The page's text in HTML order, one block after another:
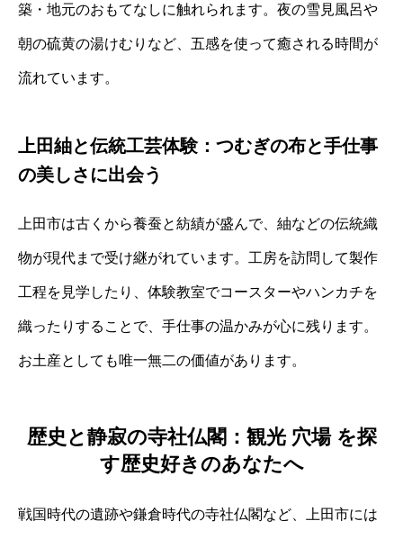
築・地元のおもてなしに触れられます。夜の雪見風呂や
朝の硫黄の湯けむりなど、五感を使って癒される時間が
流れています。
上田紬と伝統工芸体験：つむぎの布と手仕事
の美しさに出会う
上田市は古くから養蚕と紡績が盛んで、紬などの伝統織
物が現代まで受け継がれています。工房を訪問して製作
工程を見学したり、体験教室でコースターやハンカチを
織ったりすることで、手仕事の温かみが心に残ります。
お土産としても唯一無二の価値があります。
歴史と静寂の寺社仏閣：観光 穴場 を探
す歴史好きのあなたへ
戦国時代の遺跡や鎌倉時代の寺社仏閣など、上田市には